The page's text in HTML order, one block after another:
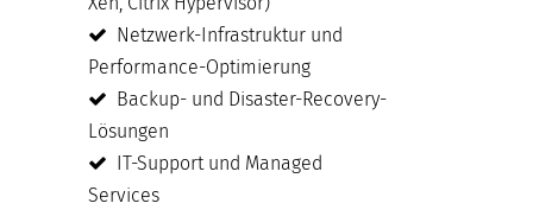
Netzwerk-Infrastruktur und
Performance-Optimierung
Backup- und Disaster-Recovery-
Lösungen
IT-Support und Managed
Services